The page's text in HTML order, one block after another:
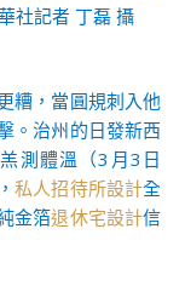
社記者 丁磊 攝
糟，當圓規刺入他
。治州的日發新西
測體溫（3月3日
私人招待所設計全
金箔退休宅設計信